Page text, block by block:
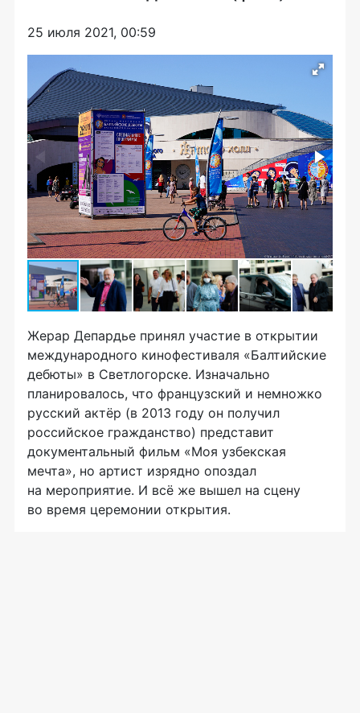
25 июля 2021, 00:59
Жерар Депардье принял участие в открытии
международного кинофестиваля «Балтийские
дебюты» в Светлогорске. Изначально
планировалось, что французский и немножко
русский актёр (в 2013 году он получил
российское гражданство) представит
документальный фильм «Моя узбекская
мечта», но артист изрядно опоздал
на мероприятие. И всё же вышел на сцену
во время церемонии открытия.